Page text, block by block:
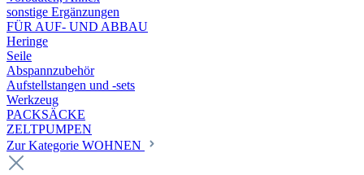
sonstige Ergänzungen
FÜR AUF- UND ABBAU
Heringe
Seile
Abspannzubehör
Aufstellstangen und -sets
Werkzeug
PACKSÄCKE
ZELTPUMPEN
Zur Kategorie WOHNEN